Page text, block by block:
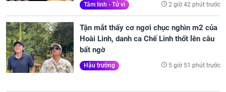
Tâm linh - Tử vi 2 giờ 42 phút trước
Tận mắt thấy cơ ngơi chục nghìn m2 của
Hoài Linh, danh ca Chế Linh thốt lên câu
bất ngờ
Hậu trường 5 giờ 51 phút trước